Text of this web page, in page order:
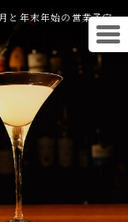
と年末年始の営業予定